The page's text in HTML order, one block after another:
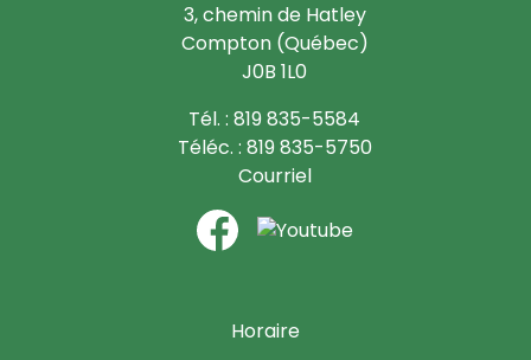
3, chemin de Hatley
Compton (Québec)
J0B 1L0
Tél. : 819 835-5584
Téléc. : 819 835-5750
Courriel
Horaire